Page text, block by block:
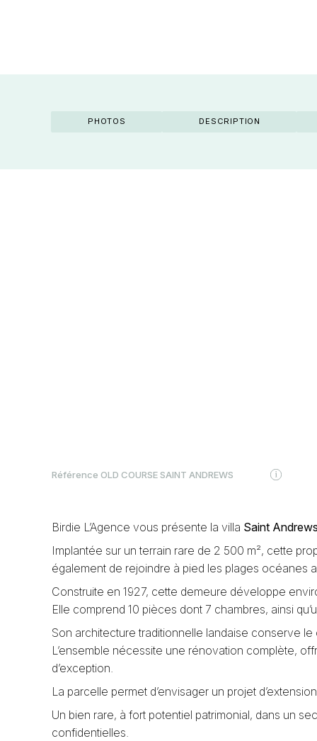
PHOTOS DESCRIPTION
Référence OLD COURSE SAINT ANDREWS
Birdie L’Agence vous présente la villa Saint
Implantée sur un terrain rare de 2 500 m², cette
également de rejoindre à pied les plages océanes
Construite en 1927, cette demeure développe
Elle comprend 10 pièces dont 7 chambres, ainsi
Son architecture traditionnelle landaise conserve
L’ensemble nécessite une rénovation complète,
d’exception.
La parcelle permet d’envisager un projet
Un bien rare, à fort potentiel patrimonial, dans un
confidentielles.